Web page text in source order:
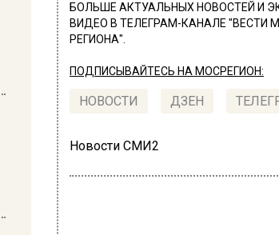
БОЛЬШЕ АКТУАЛЬНЫХ НОВОСТЕЙ И
ВИДЕО В ТЕЛЕГРАМ-КАНАЛЕ "ВЕСТИ
РЕГИОНА".
ПОДПИСЫВАЙТЕСЬ НА МОСРЕГИОН:
НОВОСТИ ДЗЕН
Новости СМИ2